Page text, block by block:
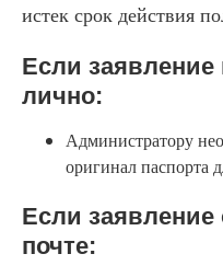
истек срок действия
Если заявление
лично:
Администратору
оригинал паспорта
Если заявление
почте: